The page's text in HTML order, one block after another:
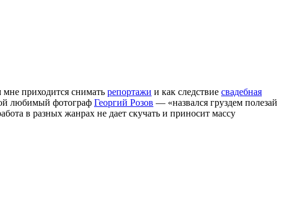
приходится снимать репортажи и как следствие свадебная
любимый фотограф Георгий Розов — «назвался груздем полезай
в разных жанрах не дает скучать и приносит массу